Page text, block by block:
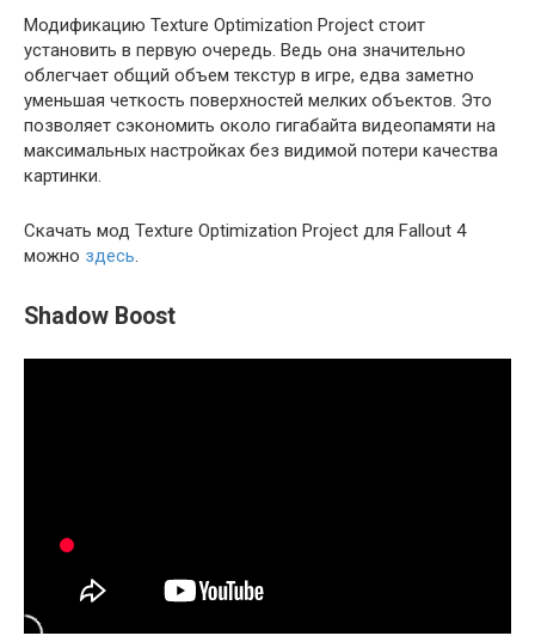
Модификацию Texture Optimization Project стоит
установить в первую очередь. Ведь она значительно
облегчает общий объем текстур в игре, едва заметно
уменьшая четкость поверхностей мелких объектов. Это
позволяет сэкономить около гигабайта видеопамяти на
максимальных настройках без видимой потери качества
картинки.
Скачать мод Texture Optimization Project для Fallout 4
можно здесь.
Shadow Boost